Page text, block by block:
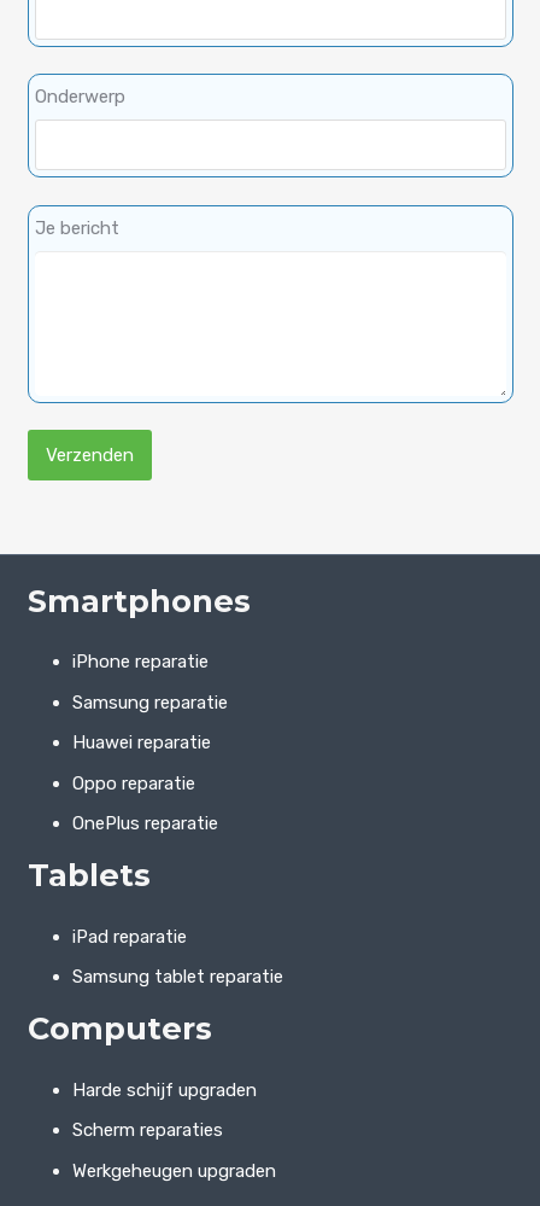
Onderwerp
Je bericht
Smartphones
iPhone reparatie
Samsung reparatie
Huawei reparatie
Oppo reparatie
OnePlus reparatie
Tablets
iPad reparatie
Samsung tablet reparatie
Computers
Harde schijf upgraden
Scherm reparaties
Werkgeheugen upgraden